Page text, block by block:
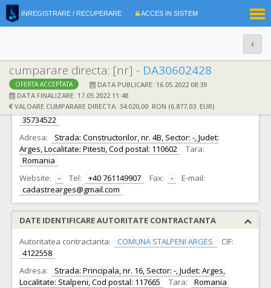
INREGISTRARE / RECUPERARE ACCES IN SISTEM
cumparare directa: [nr] - DA30602428
OFERTA ACCEPTATA
DATA PUBLICARE: 16.05.2022 08:39
DATA FINALIZARE: 17.05.2022 11:48
VALOARE CUMPARARE DIRECTA: 34.020,00 RON (6.877,03 EUR)
DATE IDENTIFICARE OFERTANT
Ofertant: S.C. Eurocad Global Processing SRL S.R.L.
35734522
Adresa:
Strada: Constructorilor, nr. 4B, Sector: -, Judet:
Arges, Localitate: Pitesti, Cod postal: 110602
Tara:
Romania
Website:
- Tel: +40 761149907 Fax: -
E-mail:
cadastrearges@gmail.com
DATE IDENTIFICARE AUTORITATE CONTRACTANTA
Autoritatea contractanta:
COMUNA STALPENI ARGES
CIF:
4122558
Adresa:
Strada: Principala, nr. 16, Sector: -, Judet: Arges,
Localitate: Stalpeni, Cod postal: 117665
Tara:
Romania